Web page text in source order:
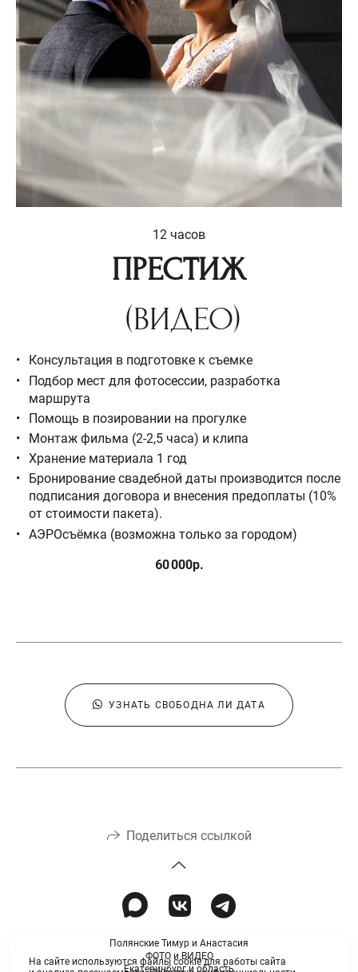
12 часов
ПРЕСТИЖ
(ВИДЕО)
Консультация в подготовке к съемке
Подбор мест для фотосессии, разработка
маршрута
Помощь в позировании на прогулке
Монтаж фильма (2-2,5 часа) и клипа
Хранение материала 1 год
Бронирование свадебной даты производится после
подписания договора и внесения предоплаты (10%
от стоимости пакета).
АЭРОсъёмка (возможна только за городом)
60 000р.
УЗНАТЬ СВОБОДНА ЛИ ДАТА
Поделиться ссылкой
Полянские Тимур и Анастасия
ФОТО и ВИДЕО
Екатеринбург и область
На сайте используются файлы cookie для работы сайта